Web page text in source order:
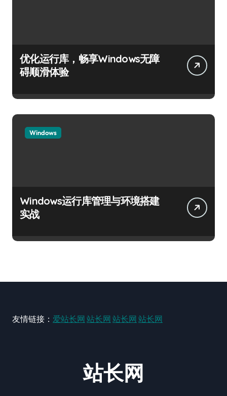
优化运行库，畅享Windows无障
碍顺滑体验
Windows
Windows运行库管理与环境搭建
实战
友情链接： 爱站长网 站长网 站长网 站长网
站长网